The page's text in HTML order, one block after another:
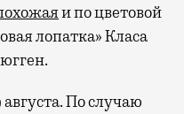
и по цветовой
лопатка» Класа
По случаю